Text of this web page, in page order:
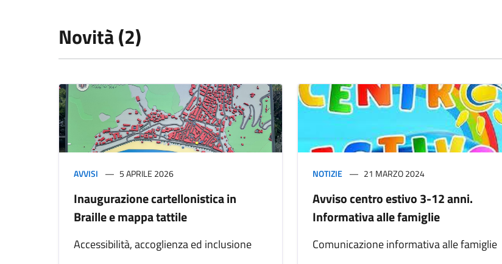
Novità (2)
AVVISI 5 APRILE 2026
Inaugurazione cartellonistica in
Braille e mappa tattile
Accessibilità, accoglienza ed inclusione
NOTIZIE 21 MARZO 2024
Avviso centro estivo 3-12 anni.
Informativa alle famiglie
Comunicazione informativa alle famiglie